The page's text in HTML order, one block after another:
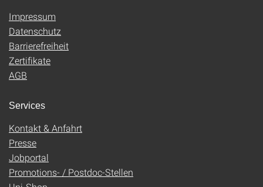
Impressum
Datenschutz
Barrierefreiheit
Zertifikate
AGB
Services
Kontakt & Anfahrt
Presse
Jobportal
Promotions- / Postdoc-Stellen